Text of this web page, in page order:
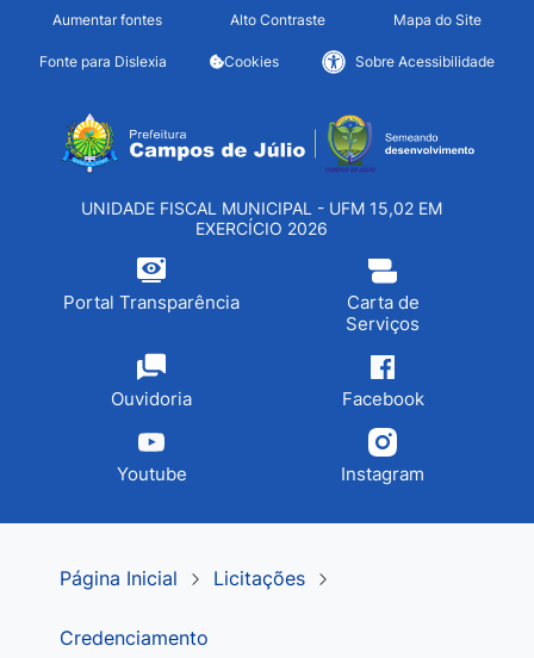
Seção de atalhos e links
Ir para o conteúdo [alt+1]
Ir para o menu [alt+2]
Ir para o rodapé [alt+4]
Aumentar fontes Alto Contraste Mapa do Site
Fonte para Dislexia Cookies Sobre Acessibilidade
Seção do menu principal
UNIDADE FISCAL MUNICIPAL - UFM 15,02 EM
EXERCÍCIO 2026
Portal Transparência
Carta de
Serviços
Ouvidoria Facebook
Youtube Instagram
Página Inicial Licitações
Credenciamento